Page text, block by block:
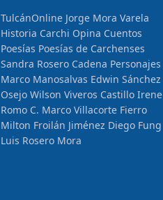
TulcánOnline Jorge Mora Varela
Historia Carchi Opina Cuentos
Poesías Poesías de Carchenses
Sandra Rosero Cadena Personajes
Marco Manosalvas Edwin Sánchez
Osejo Wilson Viveros Castillo Irene
Romo C. Marco Villacorte Fierro
Milton Froilán Jiménez Diego Fung
Luis Rosero Mora